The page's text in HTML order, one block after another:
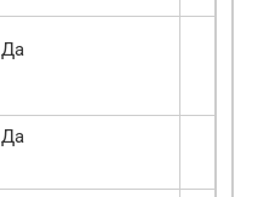
Да
Да